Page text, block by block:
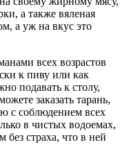
а также вяленая
а уж на вкус это
всех возрастов
к пиву или как
подавать к столу,
заказать тарань,
с соблюдением всех
в чистых водоемах,
без страха, что в ней